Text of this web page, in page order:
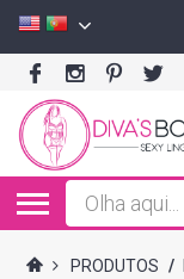
PRODUTOS /